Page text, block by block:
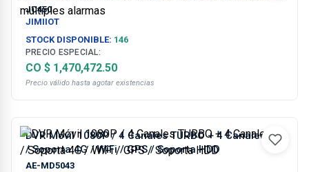
múltiples alarmas
JC450
JIMIIOT
STOCK DISPONIBLE: 146
PRECIO ESPECIAL:
CO $ 1,470,472.50
Precio válido hasta agotar existencias
DVR Móvil 1080P / 4 Canales TURBO + 4 Canales IP
/ Soporta 4G / WiFi / GPS / Soporta HDD
AE-MD5043